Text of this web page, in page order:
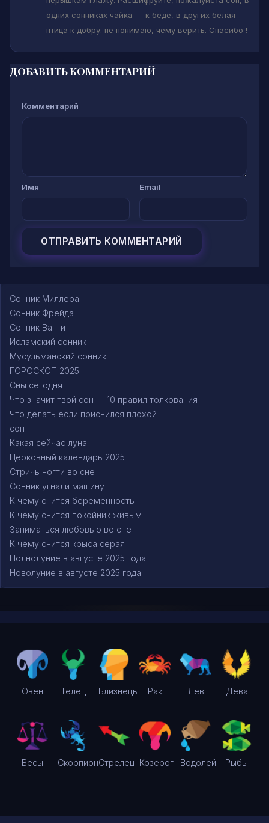
одних сонниках чайка — к беде, в других белая
птица к добру. не понимаю, чему верить. Спасибо !
ДОБАВИТЬ КОММЕНТАРИЙ
Комментарий
Имя Email
Сонник Миллера
Сонник Фрейда
Сонник Ванги
Исламский сонник
Мусульманский сонник
ГОРОСКОП 2025
Сны сегодня
Что значит твой сон — 10 правил толкования
Что делать если приснился плохой
сон
Какая сейчас луна
Церковный календарь 2025
Стричь ногти во сне
Сонник угнали машину
К чему снится беременность
К чему снится покойник живым
Заниматься любовью во сне
К чему снится крыса серая
Полнолуние в августе 2025 года
Новолуние в августе 2025 года
Овен Телец Близнецы Рак Лев Дева
Весы СкорпионСтрелец Козерог Водолей Рыбы